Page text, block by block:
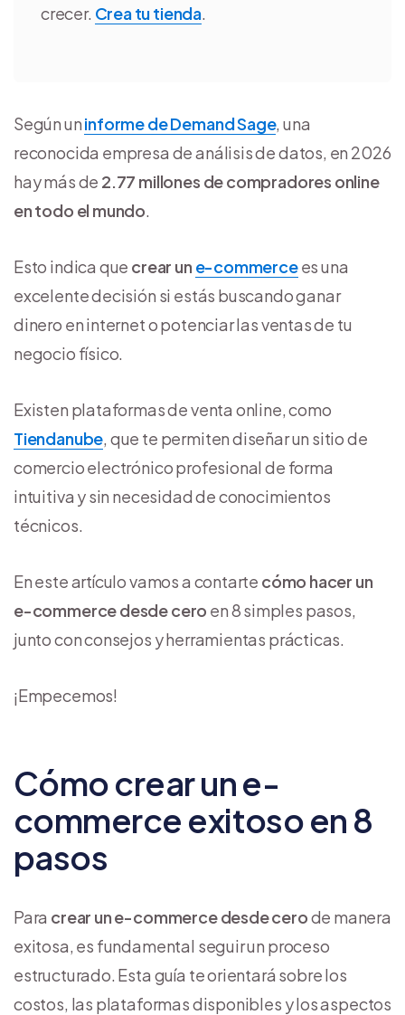
crecer. Crea tu tienda.
Según uninforme de Demand Sage, una
reconocida empresa de análisis de datos, en 2026
hay más de 2.77 millones de compradores online
en todo el mundo.
Esto indica que crear un e-commercees una
excelente decisión si estás buscando ganar
dinero en internet o potenciar las ventas de tu
negocio físico.
Existen plataformas de venta online, como
Tiendanube, que te permiten diseñar un sitio de
comercio electrónico profesional de forma
intuitiva y sin necesidad de conocimientos
técnicos.
En este artículo vamos a contarte cómo hacer un
e-commerce desde cero en 8 simples pasos,
junto con consejos y herramientas prácticas.
¡Empecemos!
Cómo crear un e-
commerce exitoso en 8
pasos
Para crear un e-commerce desde cerode manera
exitosa, es fundamental seguir un proceso
estructurado. Esta guía te orientará sobre los
costos, las plataformas disponibles y los aspectos